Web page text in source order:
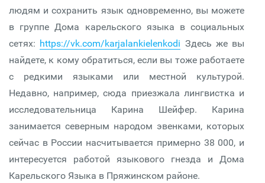
людям и сохранить язык одновременно, вы можете
в группе Дома карельского языка в социальных
сетях: https://vk.com/karjalankielenkodi Здесь же вы
найдете, к кому обратиться, если вы тоже работаете
с редкими языками или местной культурой.
Недавно, например, сюда приезжала лингвистка и
исследовательница Карина Шейфер. Карина
занимается северным народом эвенками, которых
сейчас в России насчитывается примерно 38 000, и
интересуется работой языкового гнезда и Дома
Карельского Языка в Пряжинском районе.